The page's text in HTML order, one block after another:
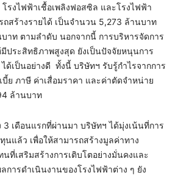
รงไฟฟ้าเชื้อเพลิงฟอสซิล และโรงไฟฟ้า
สร้างรายได้ เป็นจำนวน 5,273 ล้านบาท
าท ตามลำดับ นอกจากนี้ การบริหารจัดการ
ประสิทธิภาพสูงสุด ยังเป็นปัจจัยหนุนการ
ด้เป็นอย่างดี ทั้งนี้ บริษัทฯ รับรู้กำไรจากการ
บี้ย ภาษี ค่าเสื่อมราคา และค่าตัดจำหน่าย
ล้านบาท
3 เดือนแรกที่ผ่านมา บริษัทฯ ได้มุ่งเน้นที่การ
แล้ว เพื่อให้สามารถสร้างมูลค่าทาง
ที่เสริมสร้างการเติบโตอย่างมั่นคงและ
การดำเนินงานของโรงไฟฟ้าต่าง ๆ ยัง